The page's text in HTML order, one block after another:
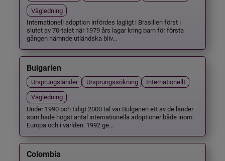
Vägledning
Internationell adoption infördes lagligt i Brasilien först i
slutet av 70-talet när 1979 års lagar kring barn för första
gången nämnde utländska bliv...
Bulgarien
Ursprungsländer Ursprungssökning
Internationellt
Vägledning
Under 1990 och tidigt 2000 tal var Bulgarien ett av de länder
som hade högst antal internationella adoptioner både inom
Europa och i världen. 1992 ge...
Colombia